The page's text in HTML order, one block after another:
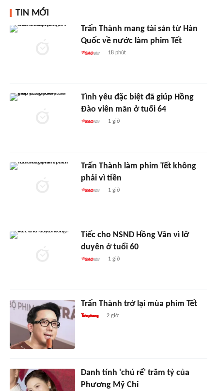
TIN MỚI
Trấn Thành mang tài sản từ Hàn
Quốc về nước làm phim Tết
18 phút
Tình yêu đặc biệt đã giúp Hồng
Đào viên mãn ở tuổi 64
1 giờ
Trấn Thành làm phim Tết không
phải vì tiền
1 giờ
Tiếc cho NSND Hồng Vân vì lỡ
duyên ở tuổi 60
1 giờ
Trấn Thành trở lại mùa phim Tết
2 giờ
Danh tính 'chú rể' trăm tỷ của
Phương Mỹ Chi